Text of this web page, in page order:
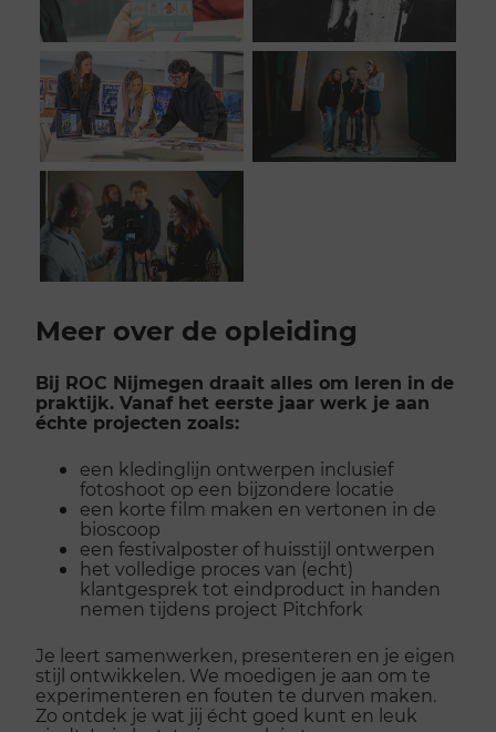
galerij
Meer over de opleiding
Bij ROC Nijmegen draait alles om leren in de
praktijk. Vanaf het eerste jaar werk je aan
échte projecten zoals:
een kledinglijn ontwerpen inclusief
fotoshoot op een bijzondere locatie
een korte film maken en vertonen in de
bioscoop
een festivalposter of huisstijl ontwerpen
het volledige proces van (echt)
klantgesprek tot eindproduct in handen
nemen tijdens project Pitchfork
Je leert samenwerken, presenteren en je eigen
stijl ontwikkelen. We moedigen je aan om te
experimenteren en fouten te durven maken.
Zo ontdek je wat jij écht goed kunt en leuk